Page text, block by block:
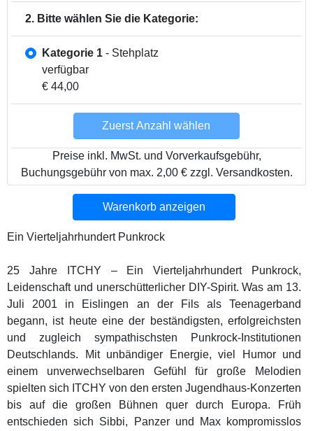
2. Bitte wählen Sie die Kategorie:
Kategorie 1 - Stehplatz
verfügbar
€ 44,00
Zuerst Anzahl wählen
Preise inkl. MwSt. und Vorverkaufsgebühr,
Buchungsgebühr von max. 2,00 € zzgl. Versandkosten.
Warenkorb anzeigen
Ein Vierteljahrhundert Punkrock
25 Jahre ITCHY – Ein Vierteljahrhundert Punkrock,
Leidenschaft und unerschütterlicher DIY-Spirit. Was am 13.
Juli 2001 in Eislingen an der Fils als Teenagerband
begann, ist heute eine der beständigsten, erfolgreichsten
und zugleich sympathischsten Punkrock-Institutionen
Deutschlands. Mit unbändiger Energie, viel Humor und
einem unverwechselbaren Gefühl für große Melodien
spielten sich ITCHY von den ersten Jugendhaus-Konzerten
bis auf die großen Bühnen quer durch Europa. Früh
entschieden sich Sibbi, Panzer und Max kompromisslos